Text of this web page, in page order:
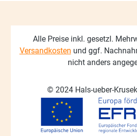
Alle Preise inkl. gesetzl.
Versandkosten und ggf.
nicht anders
© 2024 Hals-ueber-